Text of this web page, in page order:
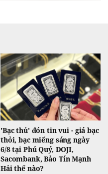
'Bạc thủ' đón tin vui - giá bạc
thỏi, bạc miếng sáng ngày
6/8 tại Phú Quý, DOJI,
Sacombank, Bảo Tín Mạnh
Hải thế nào?